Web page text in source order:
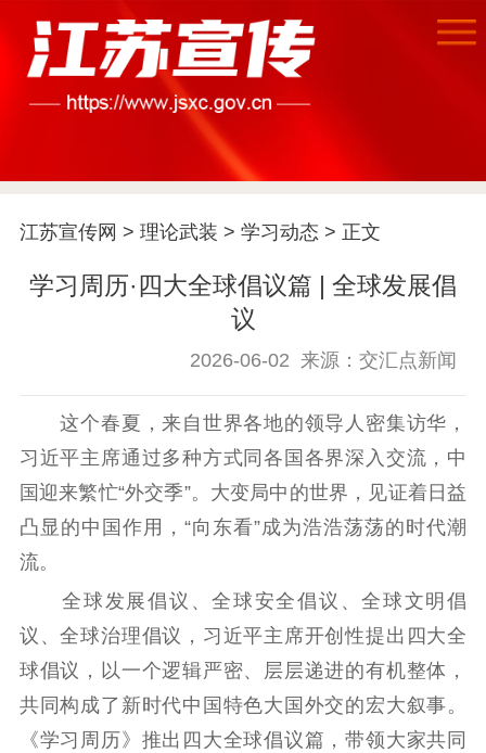
首页
江苏要闻
公示公告
通知公告 信息公开制度
信息公开指南
信息公开年度报
告
政策法规
江苏宣传网 > 理论武装 > 学习动态 > 正文
学习周历·四大全球倡议篇 | 全球发展倡
议
2026-06-02 来源：交汇点新闻
这个春夏，来自世界各地的领导人密集访华，
习近平主席通过多种方式同各国各界深入交流，中
国迎来繁忙“外交季”。大变局中的世界，见证着日益
凸显的中国作用，“向东看”成为浩浩荡荡的时代潮
流。
全球发展倡议、全球安全倡议、全球文明倡
议、全球治理倡议，习近平主席开创性提出四大全
球倡议，以一个逻辑严密、层层递进的有机整体，
共同构成了新时代中国特色大国外交的宏大叙事。
《学习周历》推出四大全球倡议篇，带领大家共同